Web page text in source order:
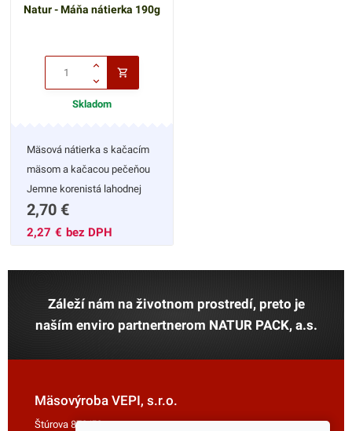
Natur - Máňa nátierka 190g
Skladom
Mäsová nátierka s kačacím
mäsom a kačacou pečeňou
Jemne korenistá lahodnej
chuti, ľahko roztierateľná.
Vhodná pre rýchle raňajky ale
2,70 €
2,27 € bez DPH
Záleží nám na životnom prostredí, preto je
naším enviro partnertnerom NATUR PACK, a.s.
Mäsovýroba VEPI, s.r.o.
Štúrova 870/52